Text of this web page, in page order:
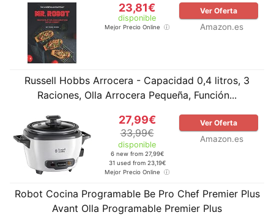
23,81€
disponible
Mejor Precio Online
Ver Oferta
Amazon.es
Russell Hobbs Arrocera - Capacidad 0,4 litros, 3
Raciones, Olla Arrocera Pequeña, Función...
27,99€
33,99€
disponible
6 new from 27,99€
31 used from 23,19€
Mejor Precio Online
Ver Oferta
Amazon.es
Robot Cocina Programable Be Pro Chef Premier Plus
Avant Olla Programable Premier Plus